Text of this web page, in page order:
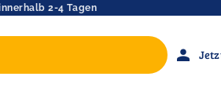
2-4 Tagen
person